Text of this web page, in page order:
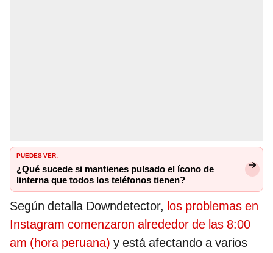
PUEDES VER:
¿Qué sucede si mantienes pulsado el ícono de
linterna que todos los teléfonos tienen?
Según detalla Downdetector, los problemas en
Instagram comenzaron alrededor de las 8:00
am (hora peruana) y está afectando a varios